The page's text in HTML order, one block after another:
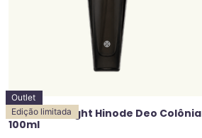
Outlet
Edição limitada
Grace Midnight Hinode Deo Colônia
100ml